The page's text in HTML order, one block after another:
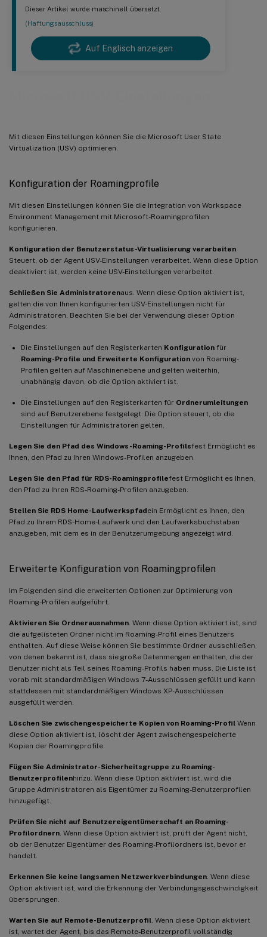
Dieser Artikel wurde maschinell übersetzt.
(Haftungsausschluss)
Auf Englisch anzeigen
Mit diesen Einstellungen können Sie die Microsoft User State
Virtualization (USV) optimieren.
Konfiguration der Roamingprofile
Mit diesen Einstellungen können Sie die Integration von Workspace
Environment Management mit Microsoft-Roamingprofilen
konfigurieren.
Konfiguration der Benutzerstatus-Virtualisierung verarbeiten
Steuert, ob der Agent USV-Einstellungen verarbeitet. Wenn diese Option
deaktiviert ist, werden keine USV-Einstellungen verarbeitet.
Schließen Sie Administratorenaus. Wenn diese Option aktiviert ist,
gelten die von Ihnen konfigurierten USV-Einstellungen nicht für
Administratoren. Beachten Sie bei der Verwendung dieser Option
Folgendes:
Die Einstellungen auf den Registerkarten Konfiguration für
Roaming-Profile und Erweiterte Konfiguration von Roaming-
Profilen gelten auf Maschinenebene und gelten weiterhin,
unabhängig davon, ob die Option aktiviert ist.
Die Einstellungen auf den Registerkarten für Ordnerumleitungen
sind auf Benutzerebene festgelegt. Die Option steuert, ob die
Einstellungen für Administratoren gelten.
Legen Sie den Pfad des Windows-Roaming-Profilsfest Ermöglicht es
Ihnen, den Pfad zu Ihren Windows-Profilen anzugeben.
Legen Sie den Pfad für RDS-Roamingprofilefest Ermöglicht es Ihnen,
den Pfad zu Ihren RDS-Roaming-Profilen anzugeben.
Stellen Sie RDS Home-Laufwerkspfadein Ermöglicht es Ihnen, den
Pfad zu Ihrem RDS-Home-Laufwerk und den Laufwerksbuchstaben
anzugeben, mit dem es in der Benutzerumgebung angezeigt wird.
Erweiterte Konfiguration von Roamingprofilen
Im Folgenden sind die erweiterten Optionen zur Optimierung von
Roaming-Profilen aufgeführt.
Aktivieren Sie Ordnerausnahmen . Wenn diese Option aktiviert ist, sind
die aufgelisteten Ordner nicht im Roaming-Profil eines Benutzers
enthalten. Auf diese Weise können Sie bestimmte Ordner ausschließen,
von denen bekannt ist, dass sie große Datenmengen enthalten, die der
Benutzer nicht als Teil seines Roaming-Profils haben muss. Die Liste ist
vorab mit standardmäßigen Windows 7-Ausschlüssen gefüllt und kann
stattdessen mit standardmäßigen Windows XP-Ausschlüssen
ausgefüllt werden.
Löschen Sie zwischengespeicherte Kopien von Roaming-Profil Wenn
diese Option aktiviert ist, löscht der Agent zwischengespeicherte
Kopien der Roamingprofile.
Fügen Sie Administrator-Sicherheitsgruppe zu Roaming-
Benutzerprofilenhinzu. Wenn diese Option aktiviert ist, wird die
Gruppe Administratoren als Eigentümer zu Roaming-Benutzerprofilen
hinzugefügt.
Prüfen Sie nicht auf Benutzereigentümerschaft an Roaming-
Profilordnern . Wenn diese Option aktiviert ist, prüft der Agent nicht,
ob der Benutzer Eigentümer des Roaming-Profilordners ist, bevor er
handelt.
Erkennen Sie keine langsamen Netzwerkverbindungen . Wenn diese
Option aktiviert ist, wird die Erkennung der Verbindungsgeschwindigkeit
übersprungen.
Warten Sie auf Remote-Benutzerprofil . Wenn diese Option aktiviert
ist, wartet der Agent, bis das Remote-Benutzerprofil vollständig